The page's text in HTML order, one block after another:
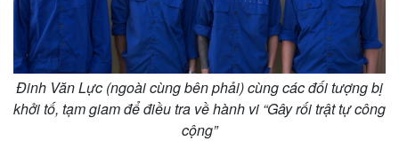
Đinh Văn Lực (ngoài cùng bên phải) cùng các đối tượng bị
khởi tố, tạm giam để điều tra về hành vi “Gây rối trật tự công
cộng”